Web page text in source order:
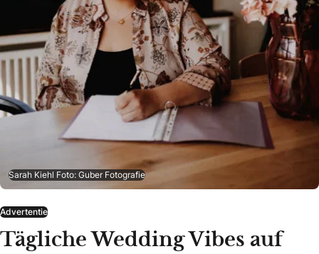
Sarah Kiehl Foto: Guber Fotografie
Advertentie
Tägliche Wedding Vibes auf